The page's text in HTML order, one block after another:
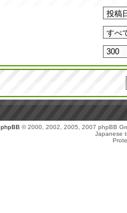
phpBB © 2000, 2002, 2005, 2007 phpBB
Japanese